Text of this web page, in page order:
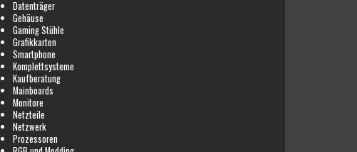
Datenträger
Gehäuse
Gaming Stühle
Grafikkarten
Smartphone
Komplettsysteme
Kaufberatung
Mainboards
Monitore
Netzteile
Netzwerk
Prozessoren